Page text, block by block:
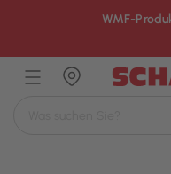
WMF-